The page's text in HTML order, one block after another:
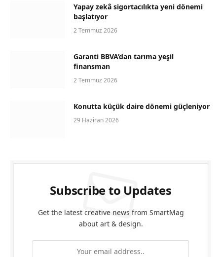
Yapay zekâ sigortacılıkta yeni dönemi
başlatıyor
2 Temmuz 2026
Garanti BBVA’dan tarıma yeşil
finansman
2 Temmuz 2026
Konutta küçük daire dönemi güçleniyor
29 Haziran 2026
Subscribe to Updates
Get the latest creative news from SmartMag
about art & design.